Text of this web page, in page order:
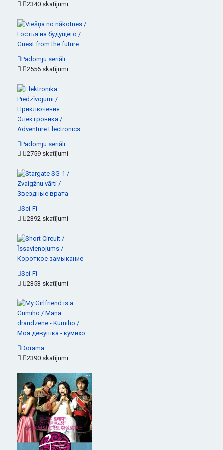
2340 skatījumi
Padomju seriāli
2556 skatījumi
Padomju seriāli
2759 skatījumi
Sci-Fi
2392 skatījumi
Sci-Fi
2353 skatījumi
Dorama
2390 skatījumi